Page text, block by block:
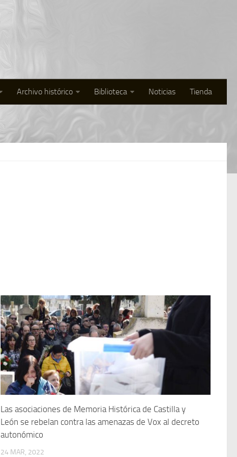
Archivo histórico Biblioteca Noticias Tienda
Las asociaciones de Memoria Histórica de Castilla y
León se rebelan contra las amenazas de Vox al decreto
autonómico
24 MAR, 2022